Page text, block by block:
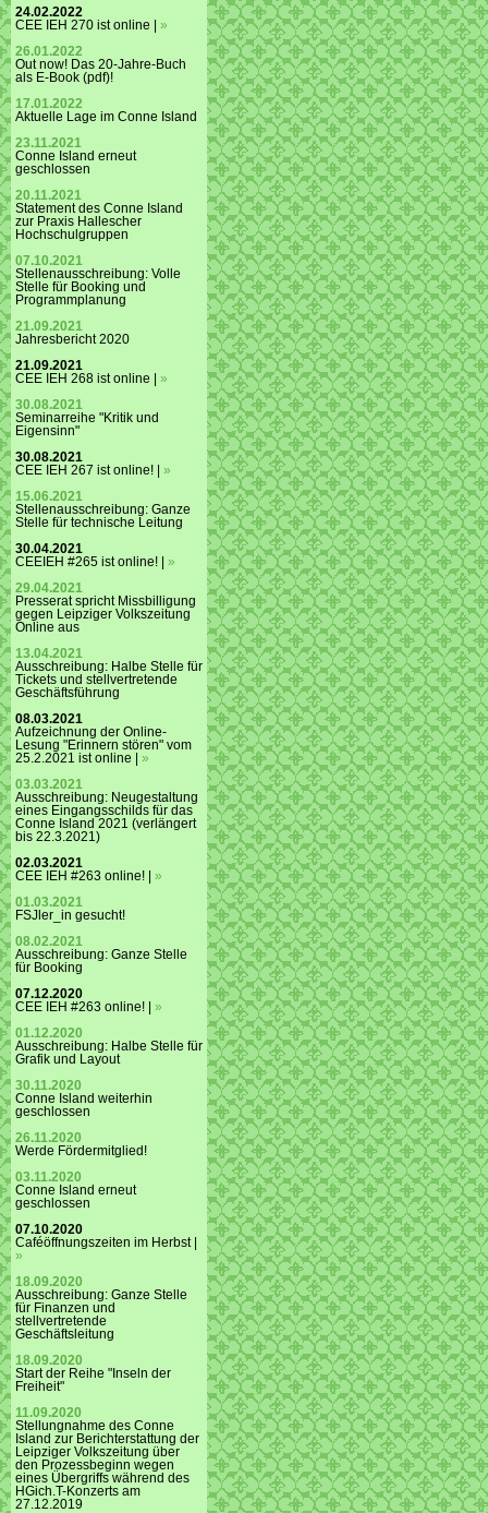
24.02.2022
CEE IEH 270 ist online | »
26.01.2022
Out now! Das 20-Jahre-Buch
als E-Book (pdf)!
17.01.2022
Aktuelle Lage im Conne Island
23.11.2021
Conne Island erneut
geschlossen
20.11.2021
Statement des Conne Island
zur Praxis Hallescher
Hochschulgruppen
07.10.2021
Stellenausschreibung: Volle
Stelle für Booking und
Programmplanung
21.09.2021
Jahresbericht 2020
21.09.2021
CEE IEH 268 ist online | »
30.08.2021
Seminarreihe "Kritik und
Eigensinn"
30.08.2021
CEE IEH 267 ist online! | »
15.06.2021
Stellenausschreibung: Ganze
Stelle für technische Leitung
30.04.2021
CEEIEH #265 ist online! | »
29.04.2021
Presserat spricht Missbilligung
gegen Leipziger Volkszeitung
Online aus
13.04.2021
Ausschreibung: Halbe Stelle für
Tickets und stellvertretende
Geschäftsführung
08.03.2021
Aufzeichnung der Online-
Lesung "Erinnern stören" vom
25.2.2021 ist online | »
03.03.2021
Ausschreibung: Neugestaltung
eines Eingangsschilds für das
Conne Island 2021 (verlängert
bis 22.3.2021)
02.03.2021
CEE IEH #263 online! | »
01.03.2021
FSJler_in gesucht!
08.02.2021
Ausschreibung: Ganze Stelle
für Booking
07.12.2020
CEE IEH #263 online! | »
01.12.2020
Ausschreibung: Halbe Stelle für
Grafik und Layout
30.11.2020
Conne Island weiterhin
geschlossen
26.11.2020
Werde Fördermitglied!
03.11.2020
Conne Island erneut
geschlossen
07.10.2020
Caféöffnungszeiten im Herbst |
»
18.09.2020
Ausschreibung: Ganze Stelle
für Finanzen und
stellvertretende
Geschäftsleitung
18.09.2020
Start der Reihe "Inseln der
Freiheit"
11.09.2020
Stellungnahme des Conne
Island zur Berichterstattung der
Leipziger Volkszeitung über
den Prozessbeginn wegen
eines Übergriffs während des
HGich.T-Konzerts am
27.12.2019